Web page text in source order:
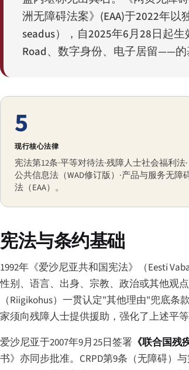
洲无障碍法案》(EAA)于2022年以
seadus），自2025年6月28日起
Road、数字身份、电子居留——的
5
现行核心法律
宪法第12条·平等对待法·残障人士社会福利法·
公共信息法（WAD修订版）·产品与服务无障
法（EAA）。
宪法与条约基础
1992年《爱沙尼亚共和国宪法》（Eesti
性别、语言、出身、宗教、政治或其他观
（Riigikohus）一贯认定"其他理由"兜底条
家须向残障人士提供援助，强化了上述平等
爱沙尼亚于2007年9月25日签署 《联合国残
书》亦同步批准。CRPD第9条（无障碍）